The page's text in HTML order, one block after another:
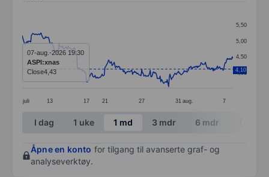
Line chart with 299 data points.
The chart has 1 X axis displaying categories.
The chart has 1 Y axis displaying values. Data
juli 13 17 21 27 31 aug. 7
4,00
4,50
5,00
5,50
4,10
07-aug.-2026 19:30
ASPI:xnas
Close4,43
End of interactive chart.
I dag 1 uke 1 md 3 mdr 6 mdr
Åpne en konto for tilgang til avanserte graf- og
analyseverktøy.